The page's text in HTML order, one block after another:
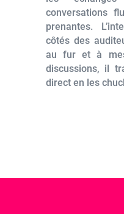
conversations
prenantes.
côtés des
au fur et à
discussions, il
direct en les